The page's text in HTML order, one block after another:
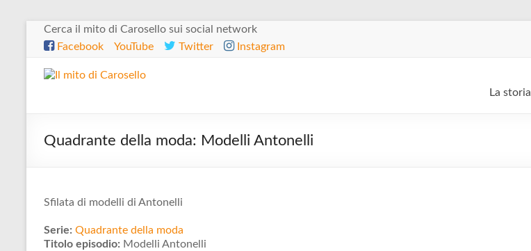
SaltaCerca il mito di Carosello sui social network
Facebook
YouTube Twitter Instagram
Il
di
La storia
Quadrante della moda: Modelli Antonelli
Sfilata di modelli di Antonelli
Serie: Quadrante della moda
Titolo episodio: Modelli Antonelli